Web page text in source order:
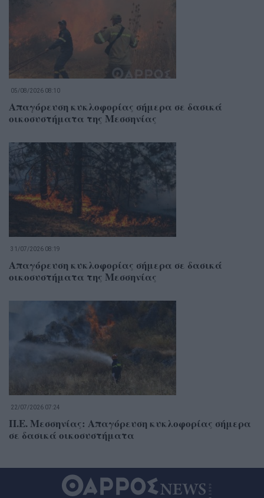
05/08/2026 08:10
Απαγόρευση κυκλοφορίας σήμερα σε δασικά
οικοσυστήματα της Μεσσηνίας
31/07/2026 08:19
Απαγόρευση κυκλοφορίας σήμερα σε δασικά
οικοσυστήματα της Μεσσηνίας
22/07/2026 07:24
Π.Ε. Μεσσηνίας: Απαγόρευση κυκλοφορίας σήμερα
σε δασικά οικοσυστήματα